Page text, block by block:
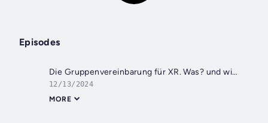
Episodes
Die Gruppenvereinbarung für XR. Was? und wieso?
12/13/2024
MORE